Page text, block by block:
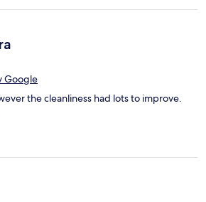
Google
the cleanliness had lots to improve.